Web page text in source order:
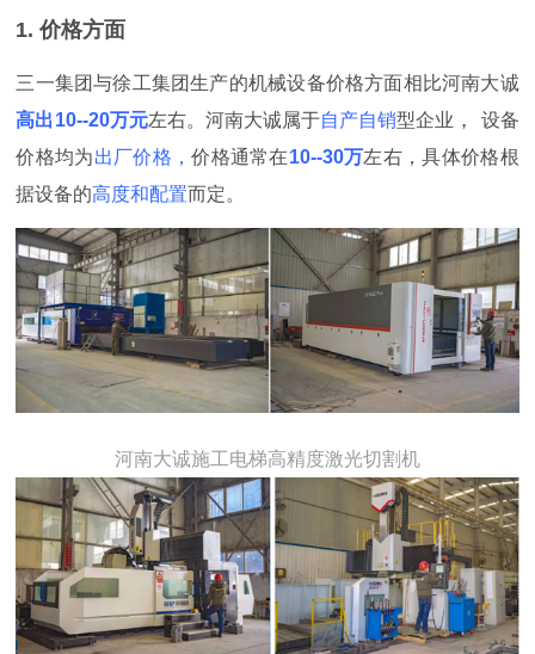
1. 价格方面
三一集团与徐工集团生产的机械设备价格方面相比河南大诚
高出10--20万元左右。 河南大诚属于自产自销型企业 ， 设备
价格均为出厂价格，价格通常在10--30万左右，具体价格根
据设备的高度和配置而定。
河南大诚施工电梯高精度激光切割机